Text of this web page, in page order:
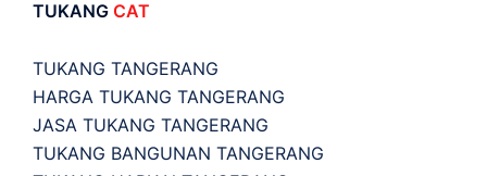
TUKANG CAT
TUKANG TANGERANG
HARGA TUKANG TANGERANG
JASA TUKANG TANGERANG
TUKANG BANGUNAN TANGERANG